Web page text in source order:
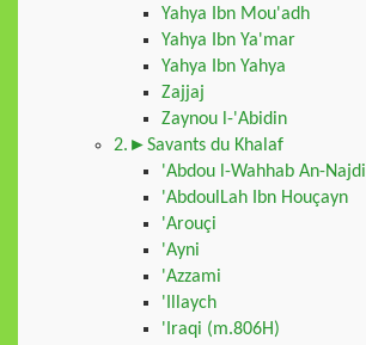
Yahya Ibn Mou'adh
Yahya Ibn Ya'mar
Yahya Ibn Yahya
Zajjaj
Zaynou l-'Abidin
2.►Savants du Khalaf
'Abdou l-Wahhab An-Najdi
'AbdoulLah Ibn Houçayn
'Arouçi
'Ayni
'Azzami
'Illaych
'Iraqi (m.806H)